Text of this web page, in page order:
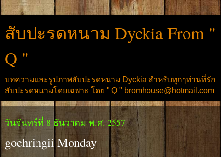
สับปะรดหนาม Dyckia From "
Q "
บทความและรูปภาพสับปะรดหนาม Dyckia สำหรับทุกๆท่านที่รัก
สับปะรดหนามโดยเฉพาะ โดย " Q " bromhouse@hotmail.com
วันจันทร์ที่ 8 ธันวาคม พ.ศ. 2557
goehringii Monday